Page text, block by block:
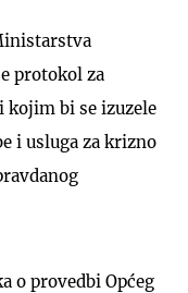
protokol za
kojim bi se izuzele
i usluga za krizno
o provedbi Općeg